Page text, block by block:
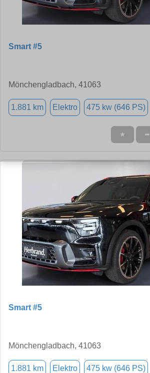
Smart #5
Mönchengladbach, 41063
1.881 km Elektro 475 kw (646 PS)
★ ➦
Smart #5
Mönchengladbach, 41063
1.881 km Elektro 475 kw (646 PS)